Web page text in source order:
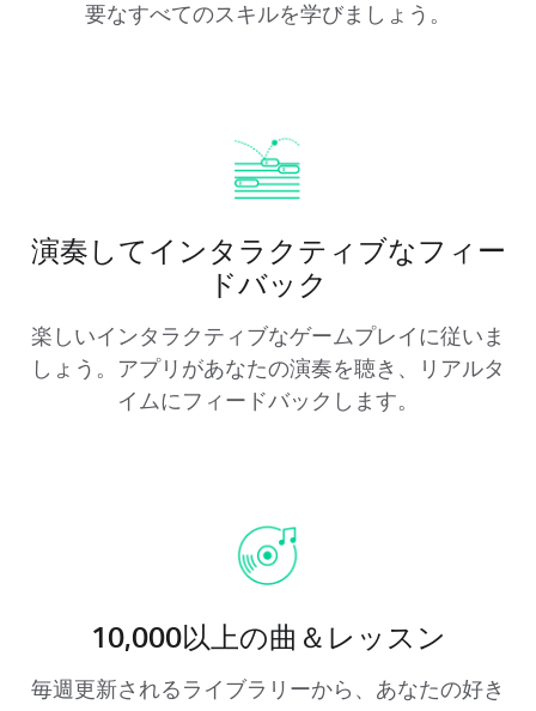
要なすべてのスキルを学びましょう。
演奏してインタラクティブなフィー
ドバック
楽しいインタラクティブなゲームプレイに従いま
しょう。アプリがあなたの演奏を聴き、リアルタ
イムにフィードバックします。
10,000以上の曲＆レッスン
毎週更新されるライブラリーから、あなたの好き